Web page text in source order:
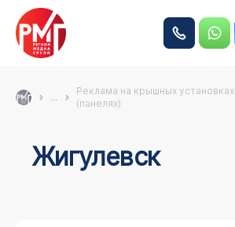
...
Реклама на крышных установках
(панелях)
Жигулевск